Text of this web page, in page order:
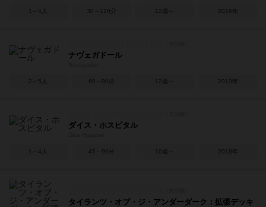
1～4人 30～120分 12歳～ 2016年
ナヴェガドール
2～5人 60～90分 12歳～ 2010年
ダイス・ホスピタル
1～4人 45～90分 10歳～ 2018年
タイランツ・オブ・ジ・アンダーダーク：拡張デッキ